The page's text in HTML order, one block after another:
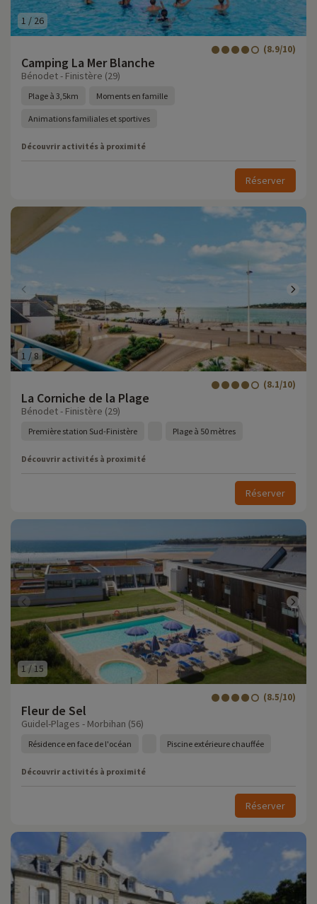
1 / 26
Camping La Mer Blanche
(8.9/10)
Bénodet - Finistère (29)
Plage à 3,5km Moments en famille
Animations familiales et sportives
Découvrir activités à proximité
Réserver
1 /8
La Corniche de la Plage
(8.1/10)
Bénodet - Finistère (29)
Première station Sud-Finistère Plage à 50 mètres
Découvrir activités à proximité
Réserver
1/15
Fleur de Sel
(8.5/10)
Guidel-Plages - Morbihan (56)
Résidence en face de l'océan Piscine extérieure chauffée
Découvrir activités à proximité
Réserver